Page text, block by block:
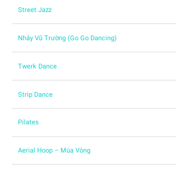
Street Jazz
Nhảy Vũ Trường (Go Go Dancing)
Twerk Dance
Strip Dance
Pilates
Aerial Hoop – Múa Vòng